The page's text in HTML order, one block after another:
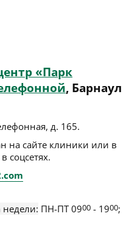
«Парк
, Барнаул
д. 165.
на сайте клиники или в
соцсетях.
ПН-ПТ 0900 - 1900;